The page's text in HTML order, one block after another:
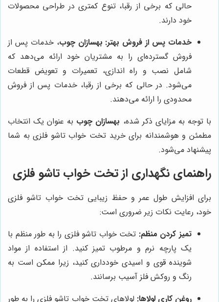
حالی که برخی از رقبا، تنوع کمتری در طراحی محصولات
خود دارند.
خدمات پس از فروش بهتر: بهسازان چوب، خدمات پس از
فروش گسترده‌ای را به مشتریان خود ارائه می‌دهد که
شامل نصب و راه اندازی، تعمیرات و تعویض قطعات
می‌شود. در حالی که برخی از رقبا، خدمات پس از فروش
محدودی را ارائه می‌دهند.
با توجه به مزایای ذکر شده، بهسازان چوب به عنوان یک انتخاب
مطمئن و هوشمندانه برای خرید تخت خواب تاشو فلزی به شما
پیشنهاد می‌شود.
راهنمای نگهداری از تخت خواب تاشو فلزی
برای افزایش طول عمر و حفظ زیبایی تخت خواب تاشو فلزی
خود، رعایت نکات زیر ضروری است:
تمیز کردن منظم: تخت خواب تاشو فلزی را به طور منظم با
یک پارچه نرم و مرطوب تمیز کنید. از استفاده از مواد
شوینده قوی و اسیدی خودداری کنید، زیرا ممکن است به
رنگ و روکش فلز آسیب برسانند.
روغن کاری لولاها: لولاهای تخت خواب تاشو فلزی را به طور